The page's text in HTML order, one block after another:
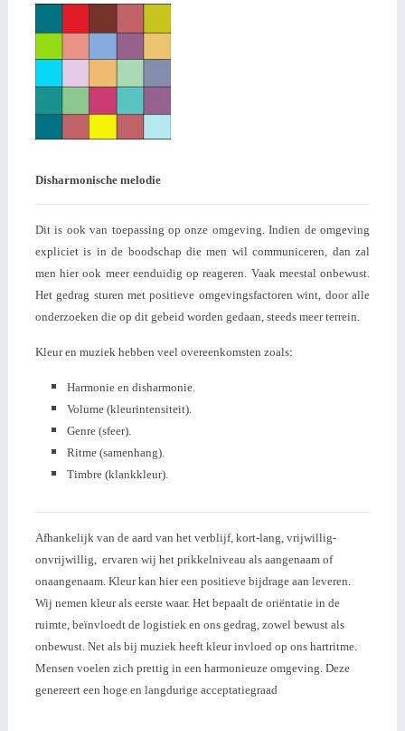
Disharmonische melodie
Dit is ook van toepassing op onze omgeving. Indien de omgeving
expliciet is in de boodschap die men wil communiceren, dan zal
men hier ook meer eenduidig op reageren. Vaak meestal onbewust.
Het gedrag sturen met positieve omgevingsfactoren wint, door alle
onderzoeken die op dit gebeid worden gedaan, steeds meer terrein.
Kleur en muziek hebben veel overeenkomsten zoals:
Harmonie en disharmonie.
Volume (kleurintensiteit).
Genre (sfeer).
Ritme (samenhang).
Timbre (klankkleur).
Afhankelijk van de aard van het verblijf, kort-lang, vrijwillig-
onvrijwillig, ervaren wij het prikkelniveau als aangenaam of
onaangenaam. Kleur kan hier een positieve bijdrage aan leveren.
Wij nemen kleur als eerste waar. Het bepaalt de oriëntatie in de
ruimte, beïnvloedt de logistiek en ons gedrag, zowel bewust als
onbewust. Net als bij muziek heeft kleur invloed op ons hartritme.
Mensen voelen zich prettig in een harmonieuze omgeving. Deze
genereert een hoge en langdurige acceptatiegraad